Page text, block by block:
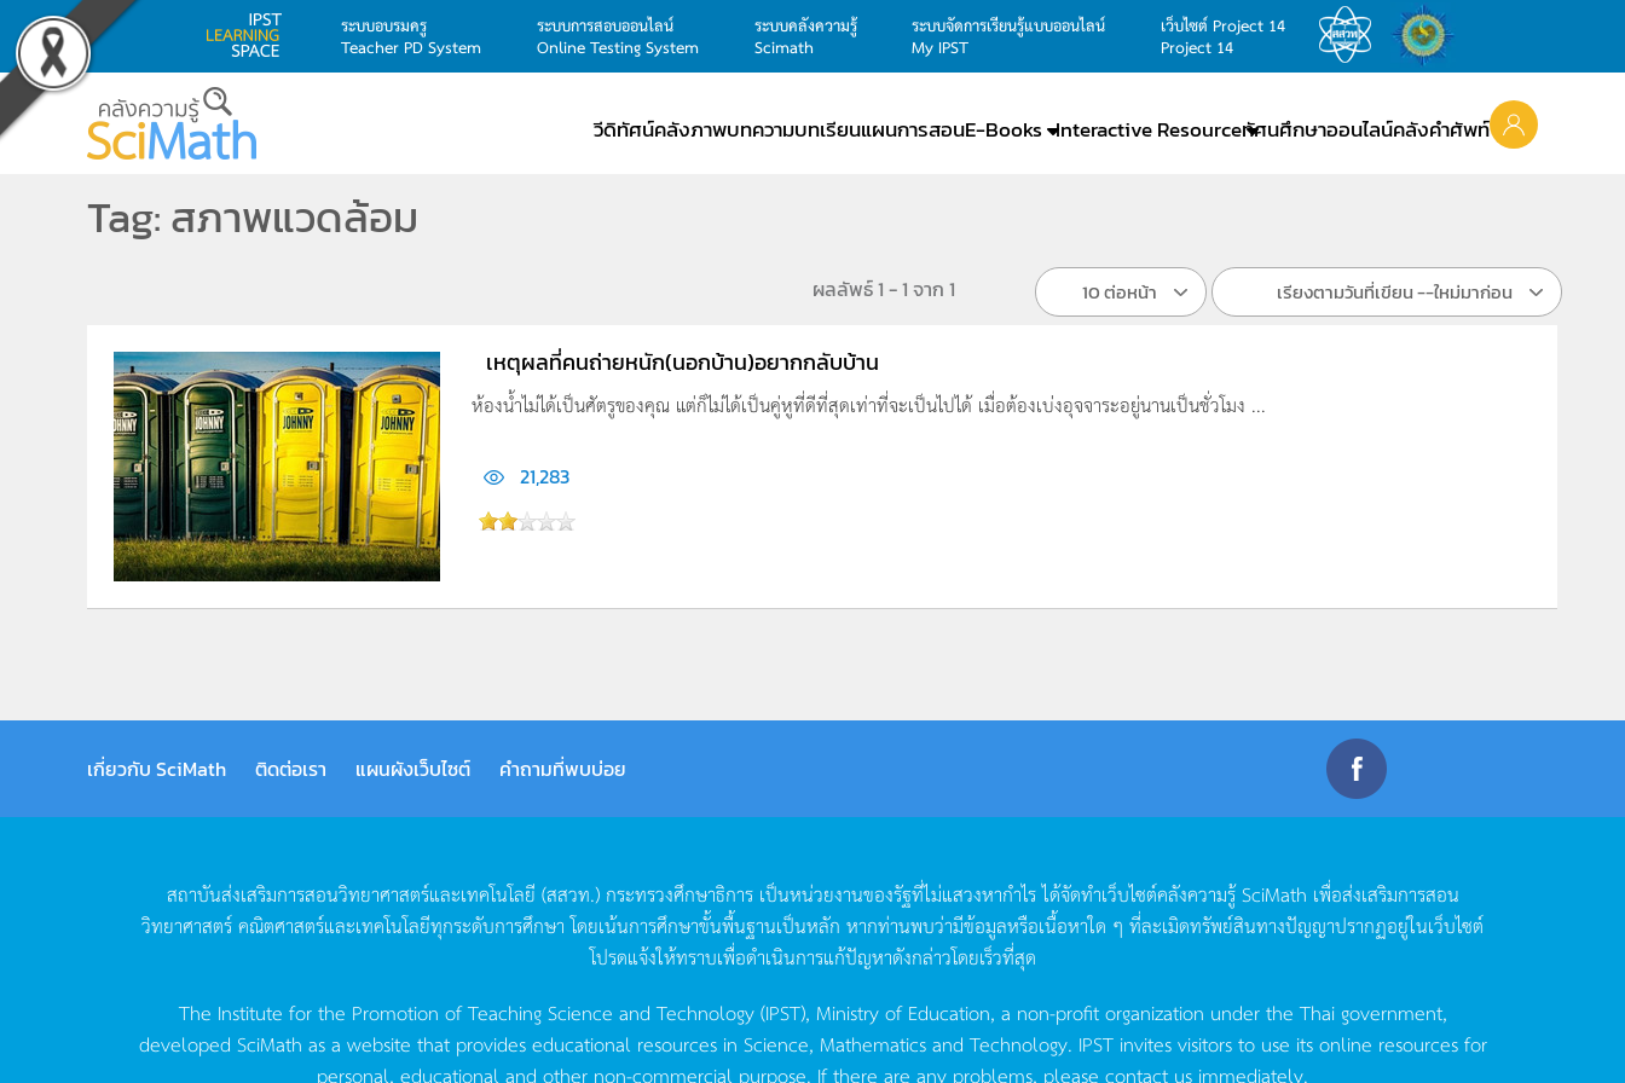
Skip to main content
ระบบอบรมครู
Teacher PD System
ระบบการสอบออนไลน์
Online Testing System
ระบบคลังความรู้
Scimath
ระบบจัดการเรียนรู้แบบออนไลน์
My IPST
เว็บไซต์ Project 14
Project 14
วีดิทัศน์คลังภาพบทความบทเรียนแผนการสอนE-Books Interactive Resourceทัศนศึกษาออนไลน์คลังคำศัพท์
Tag: สภาพแวดล้อม
ผลลัพธ์ 1 - 1 จาก 1 10 ต่อหน้า เรียงตามวันที่เขียน --ใหม่มาก่อน
เหตุผลที่คนถ่ายหนัก(นอกบ้าน)อยากกลับบ้าน
ห้องน้ำไม่ได้เป็นศัตรูของคุณ แต่ก็ไม่ได้เป็นคู่หูที่ดีที่สุดเท่าที่จะเป็นไปได้ เมื่อต้องเบ่งอุจจาระอยู่นานเป็นชั่วโมง ...
21,283
เกี่ยวกับ SciMath ติดต่อเรา แผนผังเว็บไซต์ คำถามที่พบบ่อย
สถาบันส่งเสริมการสอนวิทยาศาสตร์และเทคโนโลยี (สสวท.) กระทรวงศึกษาธิการ เป็นหน่วยงานของรัฐที่ไม่แสวงหากำไรได้จัดทำเว็บไซต์คลังความรู้SciMath เพื่อส่งเสริมการสอน
วิทยาศาสตร์คณิตศาสตร์และเทคโนโลยีทุกระดับการศึกษา โดยเน้นการศึกษาขั้นพื้นฐานเป็นหลัก หากท่านพบว่ามีข้อมูลหรือเนื้อหาใด ๆ ที่ละเมิดทรัพย์สินทางปัญญาปรากฏอยู่ในเว็บไซต์
โปรดแจ้งให้ทราบเพื่อดำเนินการแก้ปัญหาดังกล่าวโดยเร็วที่สุด
The Institute for the Promotion of Teaching Science and Technology (IPST), Ministry of Education, a non-profit organization under the Thai government,
developed SciMath as a website that provides educational resources in Science, Mathematics and Technology. IPST invites visitors to use its online resources for
personal, educational and other non-commercial purpose. If there are any problems, please contact us immediately.